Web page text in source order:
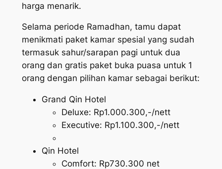
harga menarik.
Selama periode Ramadhan, tamu dapat
menikmati paket kamar spesial yang sudah
termasuk sahur/sarapan pagi untuk dua
orang dan gratis paket buka puasa untuk 1
orang dengan pilihan kamar sebagai berikut:
Grand Qin Hotel
Deluxe: Rp1.000.300,-/nett
Executive: Rp1.100.300,-/nett
Qin Hotel
Comfort: Rp730.300 net